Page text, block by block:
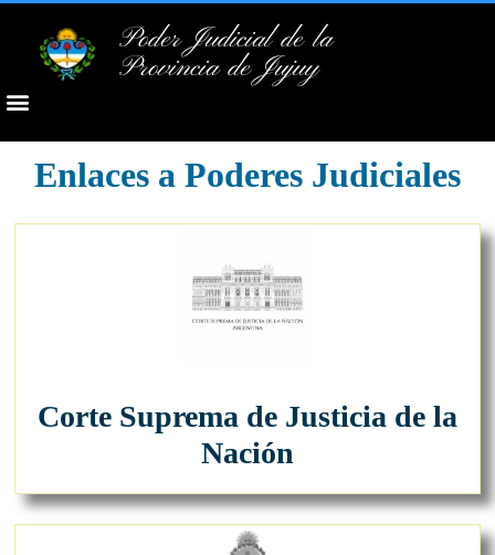
Poder Judicial de la
Provincia de Jujuy
Enlaces a Poderes Judiciales
Corte Suprema de Justicia de la
Nación